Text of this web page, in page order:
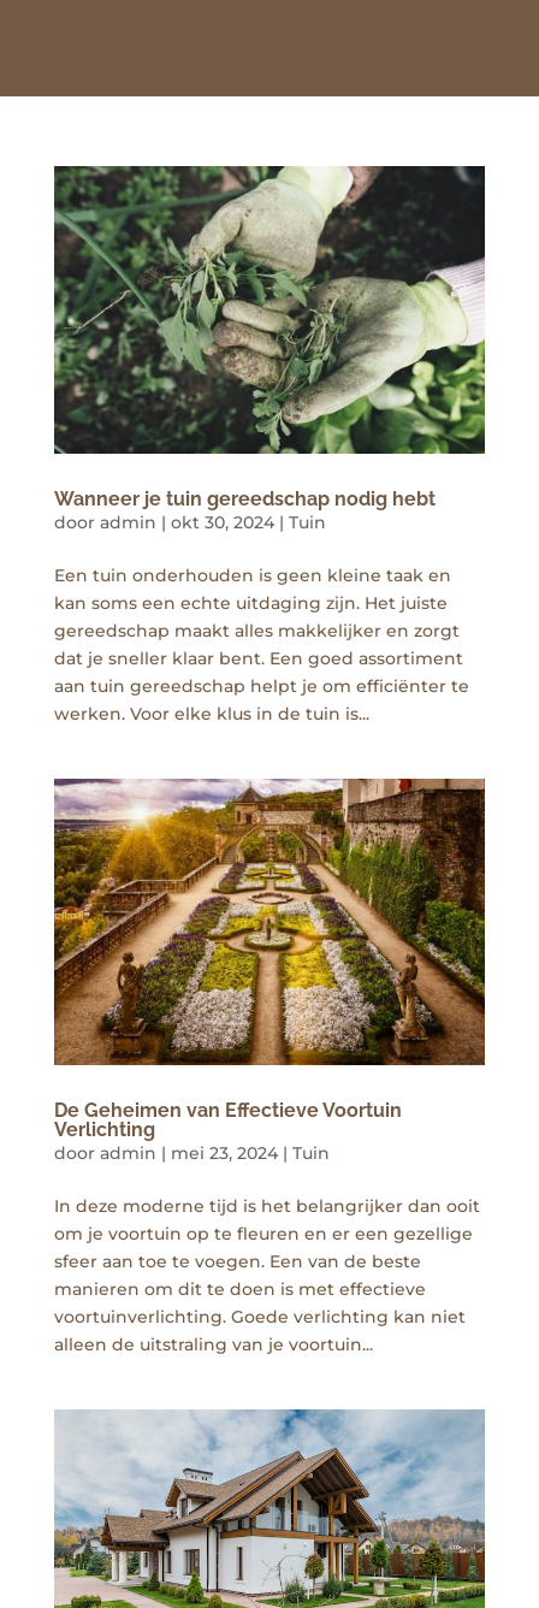
Wanneer je tuin gereedschap nodig hebt
door admin | okt 30, 2024 | Tuin
Een tuin onderhouden is geen kleine taak en
kan soms een echte uitdaging zijn. Het juiste
gereedschap maakt alles makkelijker en zorgt
dat je sneller klaar bent. Een goed assortiment
aan tuin gereedschap helpt je om efficiënter te
werken. Voor elke klus in de tuin is...
De Geheimen van Effectieve Voortuin
Verlichting
door admin | mei 23, 2024 | Tuin
In deze moderne tijd is het belangrijker dan ooit
om je voortuin op te fleuren en er een gezellige
sfeer aan toe te voegen. Een van de beste
manieren om dit te doen is met effectieve
voortuinverlichting. Goede verlichting kan niet
alleen de uitstraling van je voortuin...